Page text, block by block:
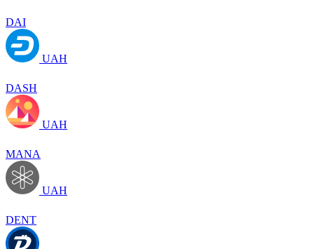
DAI
UAH
DASH
UAH
MANA
UAH
DENT